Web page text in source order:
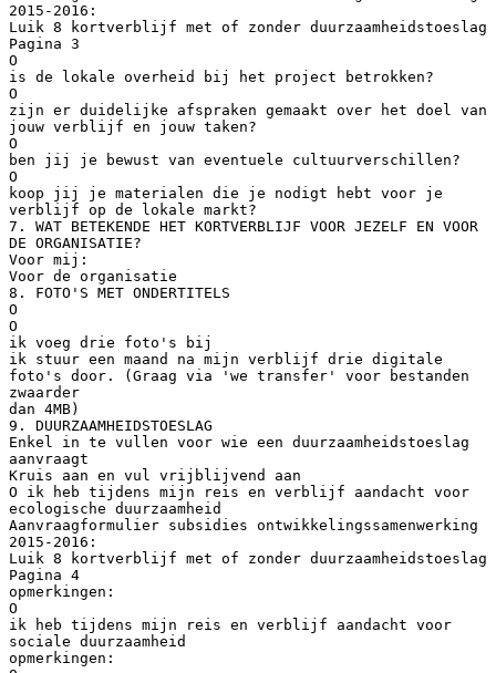
2015-2016:
Luik 8 kortverblijf met of zonder duurzaamheidstoeslag
Pagina 3
O
is de lokale overheid bij het project betrokken?
O
zijn er duidelijke afspraken gemaakt over het doel van
jouw verblijf en jouw taken?
O
ben jij je bewust van eventuele cultuurverschillen?
O
koop jij je materialen die je nodigt hebt voor je
verblijf op de lokale markt?
7. WAT BETEKENDE HET KORTVERBLIJF VOOR JEZELF EN VOOR
DE ORGANISATIE?
Voor mij:
Voor de organisatie
8. FOTO'S MET ONDERTITELS
O
O
ik voeg drie foto's bij
ik stuur een maand na mijn verblijf drie digitale
foto's door. (Graag via 'we transfer' voor bestanden
zwaarder
dan 4MB)
9. DUURZAAMHEIDSTOESLAG
Enkel in te vullen voor wie een duurzaamheidstoeslag
aanvraagt
Kruis aan en vul vrijblijvend aan
O ik heb tijdens mijn reis en verblijf aandacht voor
ecologische duurzaamheid
Aanvraagformulier subsidies ontwikkelingssamenwerking
2015-2016:
Luik 8 kortverblijf met of zonder duurzaamheidstoeslag
Pagina 4
opmerkingen:
O
ik heb tijdens mijn reis en verblijf aandacht voor
sociale duurzaamheid
opmerkingen: